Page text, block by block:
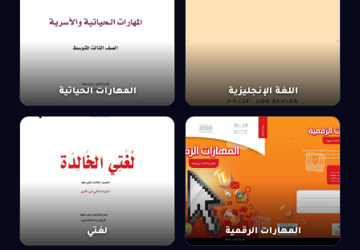
اللغة الإنجليزية المهارات الحياتية
المهارات الرقمية لغتي